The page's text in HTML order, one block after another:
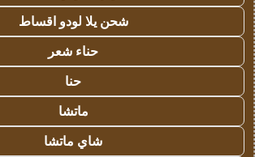
شحن يلا لودو اقساط
حناء شعر
حنا
ماتشا
شاي ماتشا